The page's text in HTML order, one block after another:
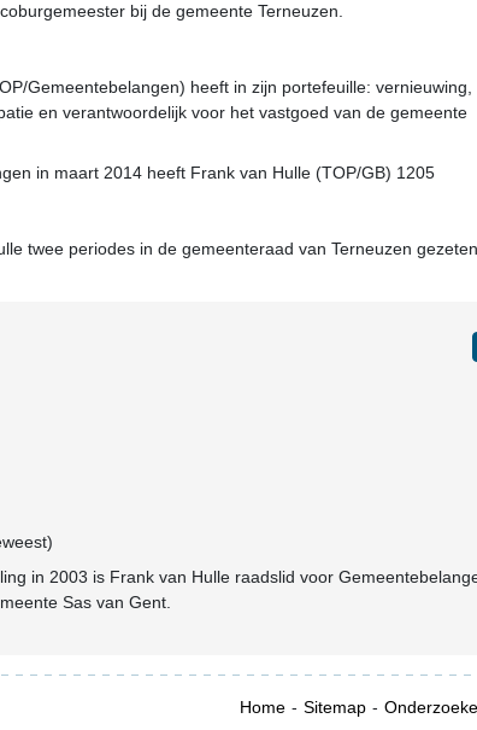
bij de gemeente Terneuzen.
Gemeentebelangen) heeft in zijn portefeuille: vernieuwing,
en verantwoordelijk voor het vastgoed van de gemeente
in maart 2014 heeft Frank van Hulle (TOP/GB) 1205
twee periodes in de gemeenteraad van Terneuzen
in 2003 is Frank van Hulle raadslid voor
Sas van Gent.
Home Sitemap